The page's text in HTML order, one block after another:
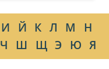
И Й К Л М
Н
Ч Ш Щ Э Ю Я